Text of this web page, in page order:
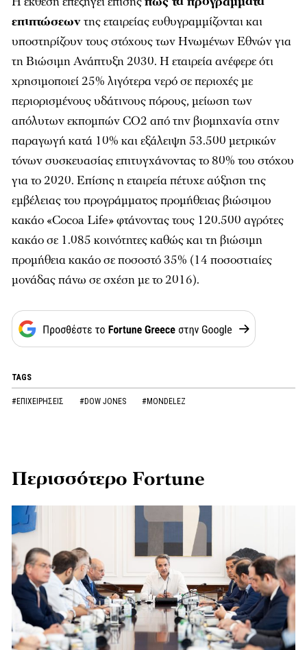
επιπτώσεωντης εταιρείας ευθυγραμμίζονται και
υποστηρίζουν τους στόχους των Ηνωμένων Εθνών για
τη Βιώσιμη Ανάπτυξη 2030. Η εταιρεία ανέφερε ότι
χρησιμοποιεί 25% λιγότερα νερό σε περιοχές με
περιορισμένους υδάτινους πόρους, μείωση των
απόλυτων εκπομπών CO2 από την βιομηχανία στην
παραγωγή κατά 10% και εξάλειψη 53.500 μετρικών
τόνων συσκευασίας επιτυγχάνοντας το 80% του στόχου
για το 2020. Επίσης η εταιρεία πέτυχε αύξηση της
εμβέλειας του προγράμματος προμήθειας βιώσιμου
κακάο «Cocoa Life» φτάνοντας τους 120.500 αγρότες
κακάο σε 1.085 κοινότητες καθώς και τη βιώσιμη
προμήθεια κακάο σε ποσοστό 35% (14 ποσοστιαίες
μονάδας πάνω σε σχέση με το 2016).
TAGS
#ΕΠΙΧΕΙΡΗΣΕΙΣ #DOW JONES #MONDELEZ
Περισσότερο Fortune